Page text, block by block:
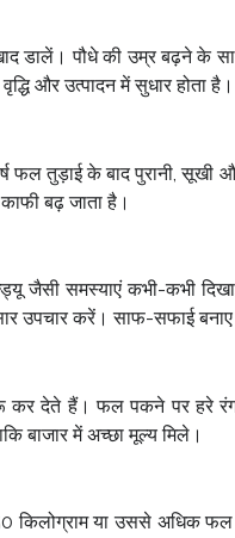
डालें। पौधे की उम्र बढ़ने के
और उत्पादन में सुधार होता है।
फल तुड़ाई के बाद पुरानी,
बढ़ जाता है।
जैसी समस्याएं कभी-कभी
उपचार करें। साफ-सफाई बनाए
कर देते हैं। फल पकने पर हरे
बाजार में अच्छा मूल्य मिले।
किलोग्राम या उससे अधिक